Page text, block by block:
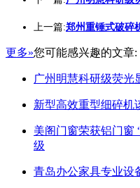
上一篇:郑州重锤式破碎
更多»您可能感兴趣的文章:
广州明慧科研级荧光
新型高效重型细碎机
美阁门窗荣获铝门窗
级
青岛办公家具专业设